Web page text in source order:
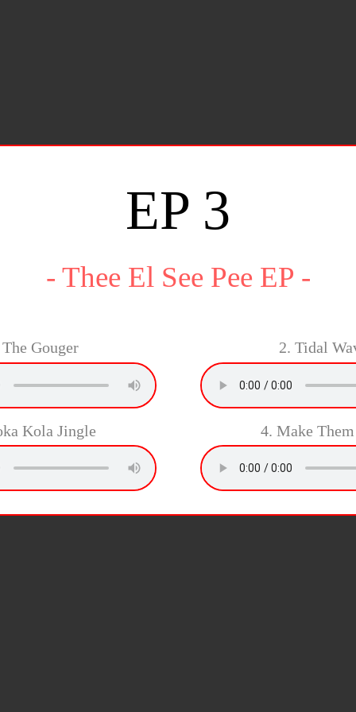
EP 3
- Thee El See Pee EP -
Gouger 2. Tidal
Kola Jingle 4. Make